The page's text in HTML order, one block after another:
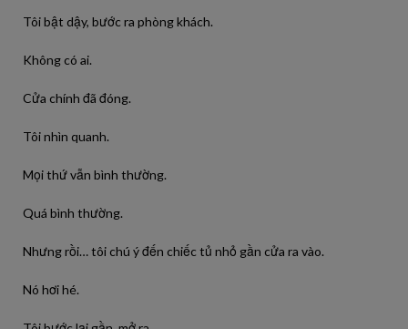
Tôi bật dậy, bước ra phòng khách.
Không có ai.
Cửa chính đã đóng.
Tôi nhìn quanh.
Mọi thứ vẫn bình thường.
Quá bình thường.
Nhưng rồi… tôi chú ý đến chiếc tủ nhỏ gần cửa ra vào.
Nó hơi hé.